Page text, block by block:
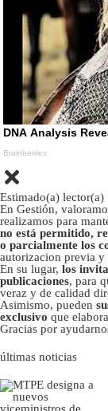
Estimado(a) lector(a)
En Gestión,
realizamos para
no está permitido,
o parcialmente los
autorizacion previa y
En su lugar, los
publicaciones, para
veraz y de calidad
Asimismo, pueden
exclusivo que
Gracias por
últimas noticias